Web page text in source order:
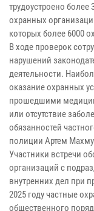
трудоустроено
охранных
которых более 6000
В ходе проверок
нарушений
деятельности.
оказание охранных
прошедшими
или отсутствие
обязанностей
полиции Артем
Участники встречи
организаций с
внутренних дел при
2025 году частные
общественного